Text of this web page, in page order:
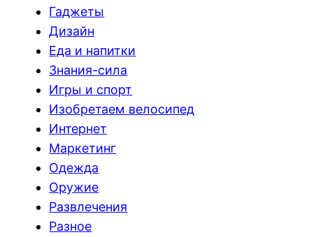
Гаджеты
Дизайн
Еда и напитки
Знания-сила
Игры и спорт
Изобретаем велосипед
Интернет
Маркетинг
Одежда
Оружие
Развлечения
Разное